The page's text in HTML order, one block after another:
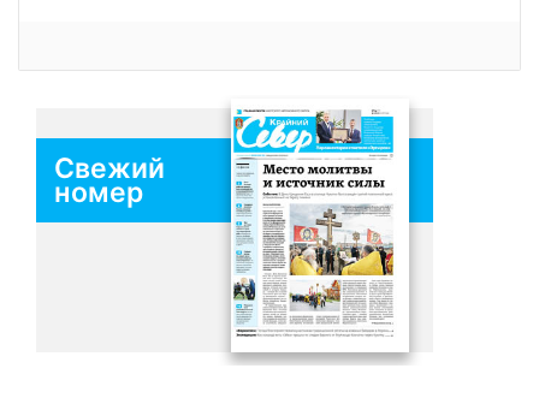
Свежий
номер